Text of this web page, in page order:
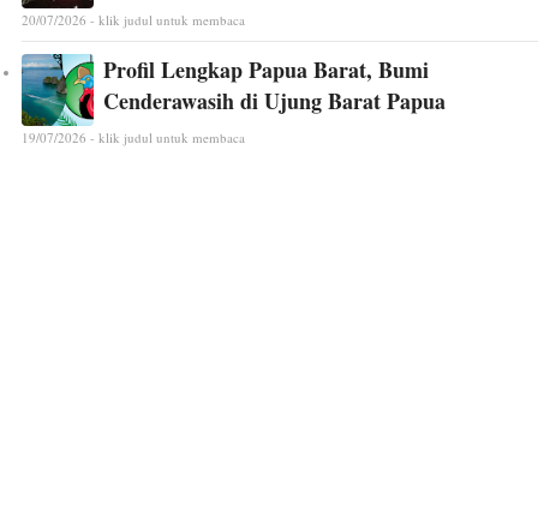
20/07/2026 - klik judul untuk membaca
Profil Lengkap Papua Barat, Bumi
Cenderawasih di Ujung Barat Papua
19/07/2026 - klik judul untuk membaca